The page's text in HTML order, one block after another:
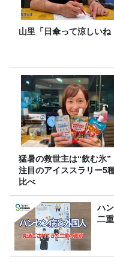
山里「日傘って涼しいね
猛暑の救世主は“飲む氷”
注目のアイススラリー5
比べ
ハ
二